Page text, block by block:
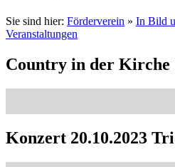
Sie sind hier: Förderverein » In Bild
Veranstaltungen
Country in der Kirche
Konzert 20.10.2023